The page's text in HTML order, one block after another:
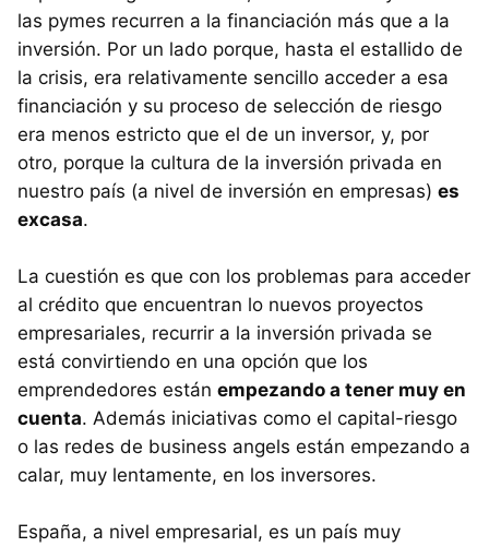
las pymes recurren a la financiación más que a la
inversión. Por un lado porque, hasta el estallido de
la crisis, era relativamente sencillo acceder a esa
financiación y su proceso de selección de riesgo
era menos estricto que el de un inversor, y, por
otro, porque la cultura de la inversión privada en
nuestro país (a nivel de inversión en empresas) es
excasa.
La cuestión es que con los problemas para acceder
al crédito que encuentran lo nuevos proyectos
empresariales, recurrir a la inversión privada se
está convirtiendo en una opción que los
emprendedores están empezando a tener muy en
cuenta. Además iniciativas como el capital-riesgo
o las redes de business angels están empezando a
calar, muy lentamente, en los inversores.
España, a nivel empresarial, es un país muy